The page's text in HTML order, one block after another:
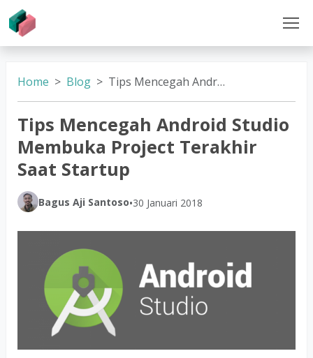
Home Blog Tips Mencegah Android Studio Membuka Project Terakhir Saat Startup
Tips Mencegah Android Studio
Membuka Project Terakhir
Saat Startup
Bagus Aji Santoso•30 Januari 2018